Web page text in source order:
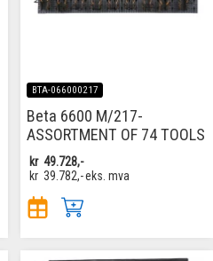
BTA-066000217
Beta 6600 M/217-
ASSORTMENT OF 74 TOOLS
kr 49.728,-
kr 39.782,-eks. mva